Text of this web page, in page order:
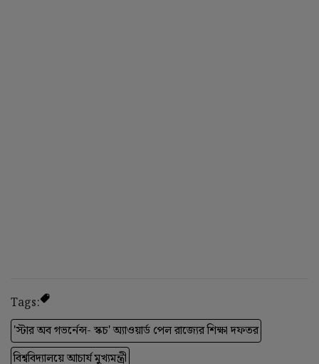
Tags:
'স্টার অব গভর্নেন্স- স্কচ' অ্যাওয়ার্ড পেল রাজ্যের শিক্ষা দফতর
বিশ্ববিদ্যালয়ে আচার্য মুখ্যমন্ত্রী